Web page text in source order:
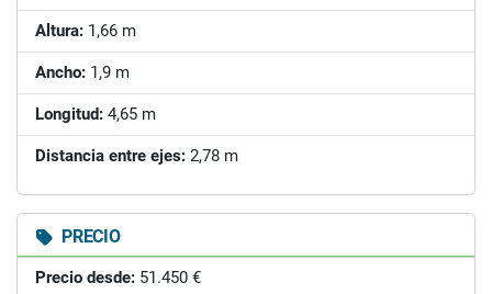
Altura: 1,66 m
Ancho: 1,9 m
Longitud: 4,65 m
Distancia entre ejes: 2,78 m
PRECIO
Precio desde: 51.450 €